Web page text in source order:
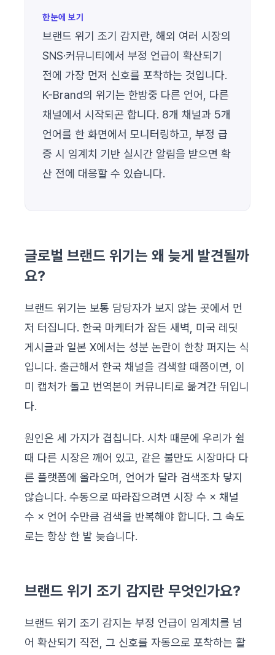
한눈에 보기
브랜드 위기 조기 감지란, 해외 여러 시장의
SNS·커뮤니티에서 부정 언급이 확산되기
전에 가장 먼저 신호를 포착하는 것입니다.
K-Brand의 위기는 한밤중 다른 언어, 다른
채널에서 시작되곤 합니다. 8개 채널과 5개
언어를 한 화면에서 모니터링하고, 부정 급
증 시 임계치 기반 실시간 알림을 받으면 확
산 전에 대응할 수 있습니다.
글로벌 브랜드 위기는 왜 늦게 발견될까
요?
브랜드 위기는 보통 담당자가 보지 않는 곳에서 먼
저 터집니다. 한국 마케터가 잠든 새벽, 미국 레딧
게시글과 일본 X에서는 성분 논란이 한창 퍼지는 식
입니다. 출근해서 한국 채널을 검색할 때쯤이면, 이
미 캡처가 돌고 번역본이 커뮤니티로 옮겨간 뒤입니
다.
원인은 세 가지가 겹칩니다. 시차 때문에 우리가 쉴
때 다른 시장은 깨어 있고, 같은 불만도 시장마다 다
른 플랫폼에 올라오며, 언어가 달라 검색조차 닿지
않습니다. 수동으로 따라잡으려면 시장 수 × 채널
수 × 언어 수만큼 검색을 반복해야 합니다. 그 속도
로는 항상 한 발 늦습니다.
브랜드 위기 조기 감지란 무엇인가요?
브랜드 위기 조기 감지는 부정 언급이 임계치를 넘
어 확산되기 직전, 그 신호를 자동으로 포착하는 활